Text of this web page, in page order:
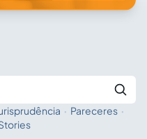
a IA
· Pareceres ·